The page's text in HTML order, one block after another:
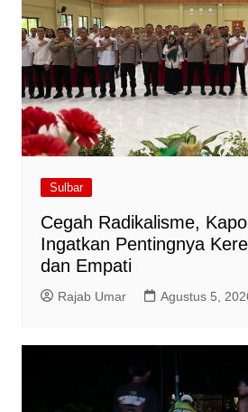
Sulbar
Cegah Radikalisme,
Ingatkan Pentingnya
dan Empati
Rajab Umar Agustus 5,